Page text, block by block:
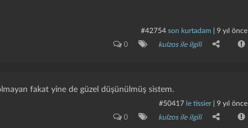
#42754 son kurtadam 9 yıl önce
0 kulzos ile ilgili
fakat yine de güzel düşünülmüş sistem.
#50417 le tissier| 9 yıl önce
0 kulzos ile ilgili